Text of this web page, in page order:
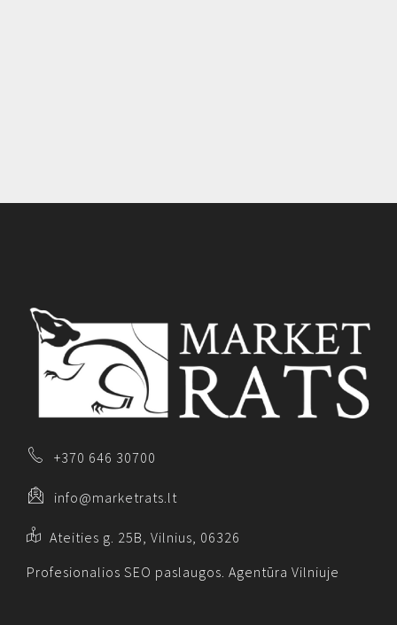
+370 646 30700
info@marketrats.lt
Ateities g. 25B, Vilnius, 06326
Profesionalios SEO paslaugos. Agentūra Vilniuje